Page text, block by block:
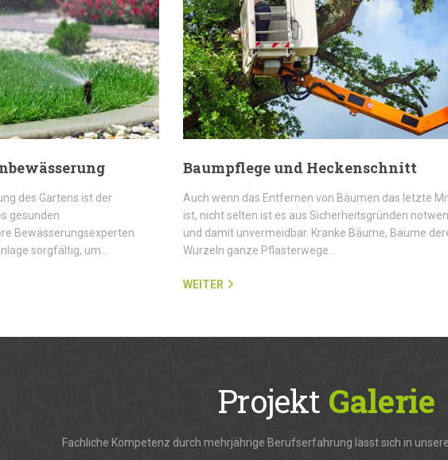
des Gartens ist der
gesunden
Bewässerungsexperten
sorgfältig, um…
Baumpflege und Heckenschnitt
Auch wenn das Entfernen von Bäumen das letzte
ist, nicht selten ist es aus Sicherheitsgründen
und damit unvermeidbar. Kranke Bäume, Bäume
Wurzeln ganze Pflasterwege…
WEITER
Projekt Galerie
Fachliche Kompetenz durch mehrjährige Berufserfahrung lässt sich in